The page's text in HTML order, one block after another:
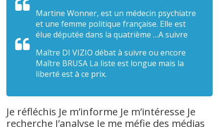
MartineWonner, est un médecin psychiatre
et une femme politique française. Elle est
élue députée dans la quatrième …A suivre
Maître DI VIZIO débat à suivre ou encore
Maître BRUSA La liste est longue mais la
liberté est à ce prix.
Je réfléchis Je m’informe Je m’intéresse Je
recherche J’analyse Je me méfie des médias